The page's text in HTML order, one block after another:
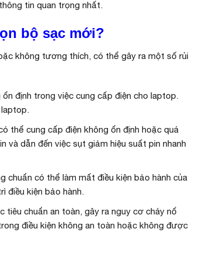
tin quan trọng nhất.
bộ sạc mới?
không tương thích, có thể gây ra một số rủi
định trong việc cung cấp điện cho laptop.
thể cung cấp điện không ổn định hoặc quá
và dẫn đến việc sụt giảm hiệu suất pin nhanh
chuẩn có thể làm mất điều kiện bảo hành của
điều kiện bảo hành.
tiêu chuẩn an toàn, gây ra nguy cơ cháy nổ
điều kiện không an toàn hoặc không được